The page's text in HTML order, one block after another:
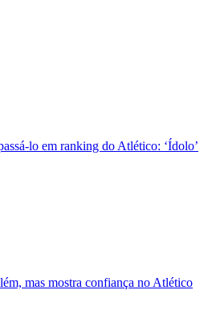
lo em ranking do Atlético: ‘Ídolo’
mas mostra confiança no Atlético